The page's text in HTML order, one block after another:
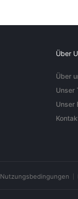
Über
Über
Unser
Unser
Nutzungsbedingungen